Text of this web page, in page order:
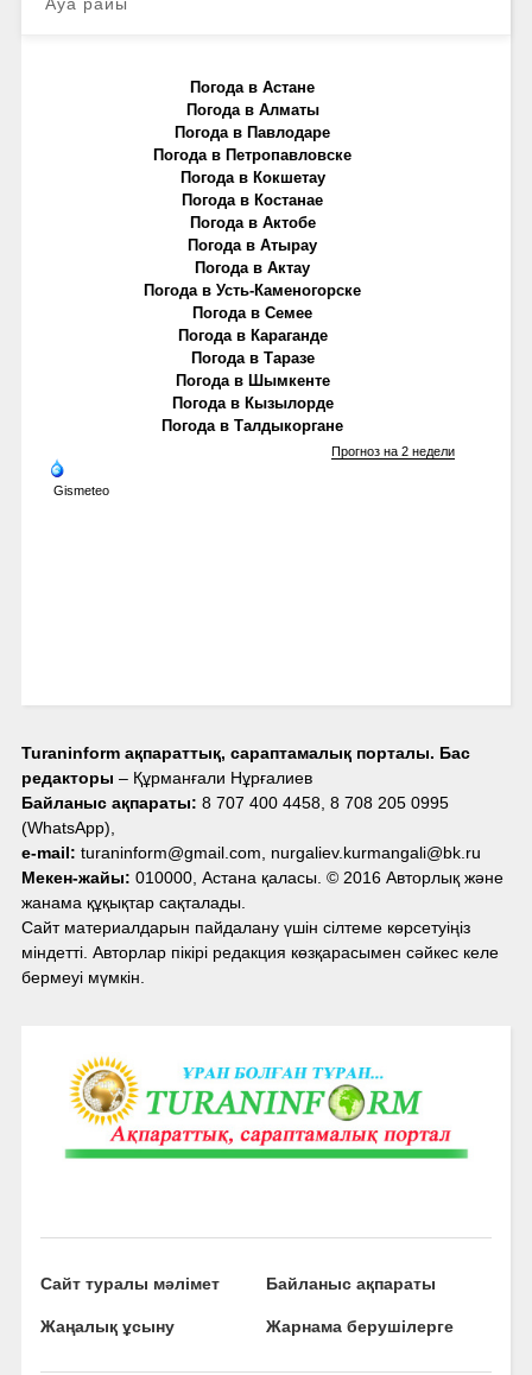
Погода в Астане
Погода в Алматы
Погода в Павлодаре
Погода в Петропавловске
Погода в Кокшетау
Погода в Костанае
Погода в Актобе
Погода в Атырау
Погода в Актау
Погода в Усть-Каменогорске
Погода в Семее
Погода в Караганде
Погода в Таразе
Погода в Шымкенте
Погода в Кызылорде
Погода в Талдыкоргане
Gismeteo
Прогноз на 2 недели
Turaninform ақпараттық, сараптамалық порталы. Бас
редакторы – Құрманғали Нұрғалиев
Байланыс ақпараты: 8 707 400 4458, 8 708 205 0995
(WhatsApp),
e-mail: turaninform@gmail.com, nurgaliev.kurmangali@bk.ru
Мекен-жайы: 010000, Астана қаласы. © 2016 Авторлық және
жанама құқықтар сақталады.
Сайт материалдарын пайдалану үшін сілтеме көрсетуіңіз
міндетті. Авторлар пікірі редакция көзқарасымен сәйкес келе
бермеуі мүмкін.
Сайт туралы мәлімет Байланыс ақпараты
Жаңалық ұсыну Жарнама берушілерге